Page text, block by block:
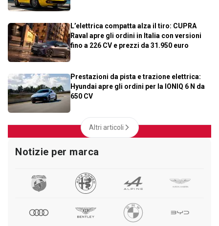
L’elettrica compatta alza il tiro: CUPRA
Raval apre gli ordini in Italia con versioni
fino a 226 CV e prezzi da 31.950 euro
Prestazioni da pista e trazione elettrica:
Hyundai apre gli ordini per la IONIQ 6 N da
650 CV
Altri articoli
Notizie per marca